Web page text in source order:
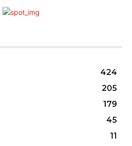
424
205
179
45
11